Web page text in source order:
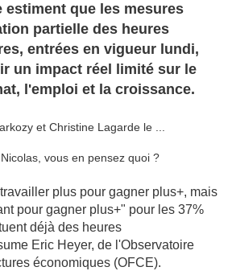
estiment que les mesures
partielle des heures
entrées en vigueur lundi,
un impact réel limité sur le
l'emploi et la croissance.
vous en pensez quoi ?
plus pour gagner plus+, mais
pour gagner plus+" pour les 37%
déjà des heures
Eric Heyer, de l'Observatoire
économiques (OFCE).